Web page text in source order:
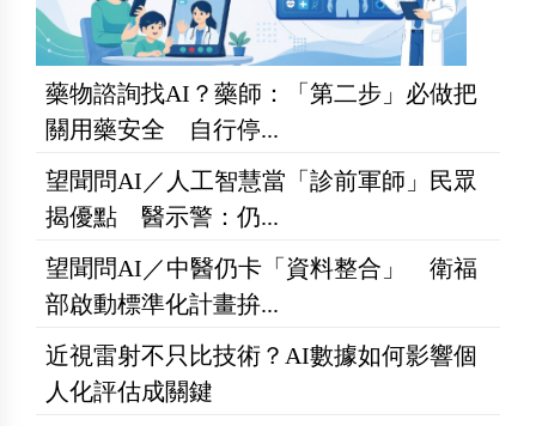
藥物諮詢找AI？藥師：「第二步」必做把
關用藥安全 自行停...
望聞問AI／人工智慧當「診前軍師」民眾
揭優點 醫示警：仍...
望聞問AI／中醫仍卡「資料整合」 衛福
部啟動標準化計畫拚...
近視雷射不只比技術？AI數據如何影響個
人化評估成關鍵